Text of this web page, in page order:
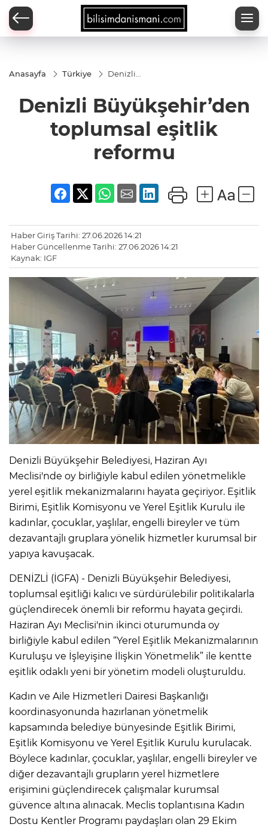
Anasayfa Türkiye
Denizli
eşitlik reformu
Denizli Büyükşehir’den
toplumsal eşitlik
reformu
Haber Giriş Tarihi: 27.06.2026 14:21
Haber Güncellenme Tarihi: 27.06.2026 14:21
Kaynak: IGF
Denizli Büyükşehir Belediyesi, Haziran Ayı
Meclisi'nde oy birliğiyle kabul edilen yönetmelikle
yerel eşitlik mekanizmalarını hayata geçiriyor. Eşitlik
Birimi, Eşitlik Komisyonu ve Yerel Eşitlik Kurulu ile
kadınlar, çocuklar, yaşlılar, engelli bireyler ve tüm
dezavantajlı gruplara yönelik hizmetler kurumsal bir
yapıya kavuşacak.
DENİZLİ (İGFA) - Denizli Büyükşehir Belediyesi,
toplumsal eşitliği kalıcı ve sürdürülebilir politikalarla
güçlendirecek önemli bir reformu hayata geçirdi.
Haziran Ayı Meclisi'nin ikinci oturumunda oy
birliğiyle kabul edilen “Yerel Eşitlik Mekanizmalarının
Kuruluşu ve İşleyişine İlişkin Yönetmelik” ile kentte
eşitlik odaklı yeni bir yönetim modeli oluşturuldu.
Kadın ve Aile Hizmetleri Dairesi Başkanlığı
koordinasyonunda hazırlanan yönetmelik
kapsamında belediye bünyesinde Eşitlik Birimi,
Eşitlik Komisyonu ve Yerel Eşitlik Kurulu kurulacak.
Böylece kadınlar, çocuklar, yaşlılar, engelli bireyler ve
diğer dezavantajlı grupların yerel hizmetlere
erişimini güçlendirecek çalışmalar kurumsal
güvence altına alınacak. Meclis toplantısına Kadın
Dostu Kentler Programı paydaşları olan 29 Ekim